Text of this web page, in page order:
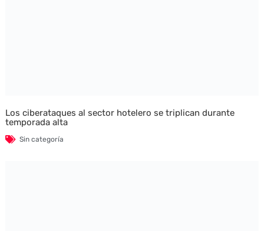
Los ciberataques al sector hotelero se triplican durante
temporada alta
Sin categoría